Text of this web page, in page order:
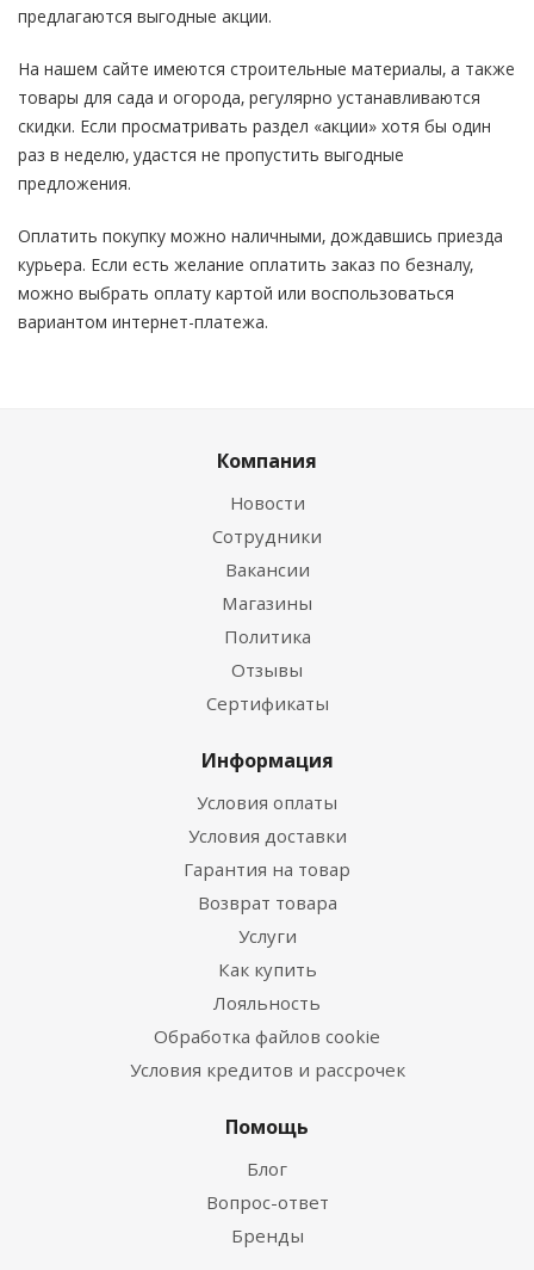
предлагаются выгодные акции.
На нашем сайте имеются строительные материалы, а также
товары для сада и огорода, регулярно устанавливаются
скидки. Если просматривать раздел «акции» хотя бы один
раз в неделю, удастся не пропустить выгодные
предложения.
Оплатить покупку можно наличными, дождавшись приезда
курьера. Если есть желание оплатить заказ по безналу,
можно выбрать оплату картой или воспользоваться
вариантом интернет-платежа.
Компания
Новости
Сотрудники
Вакансии
Магазины
Политика
Отзывы
Сертификаты
Информация
Условия оплаты
Условия доставки
Гарантия на товар
Возврат товара
Услуги
Как купить
Лояльность
Обработка файлов cookie
Условия кредитов и рассрочек
Помощь
Блог
Вопрос-ответ
Бренды